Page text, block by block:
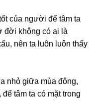
của người để tâm ta
đời không có ai là
nên ta luôn luôn thấy
nhỏ giữa mùa đông,
tâm ta có mặt trong